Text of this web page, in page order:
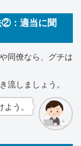
②：適当に聞
同僚なら、グチは
流しましょう。
う。